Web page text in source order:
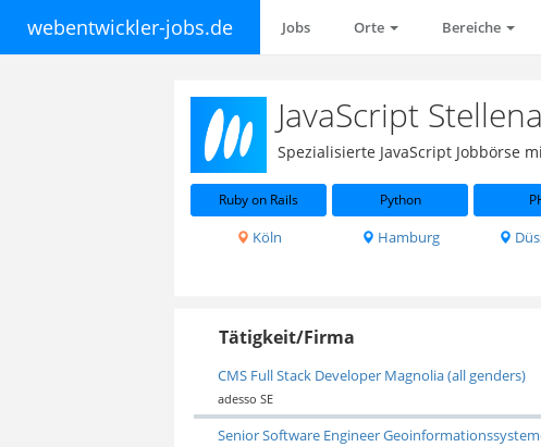
webentwickler-jobs.de Jobs Orte Bereiche
JavaScript
Spezialisierte JavaScript Jobbörse
Ruby on Rails Python
Köln Hamburg
Tätigkeit/Firma
CMS Full Stack Developer Magnolia (all genders)
adesso SE
Senior Software Engineer